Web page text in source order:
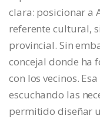
clara: posicionar a
referente cultural,
provincial. Sin
concejal donde ha
con los vecinos.
escuchando las
permitido diseñar